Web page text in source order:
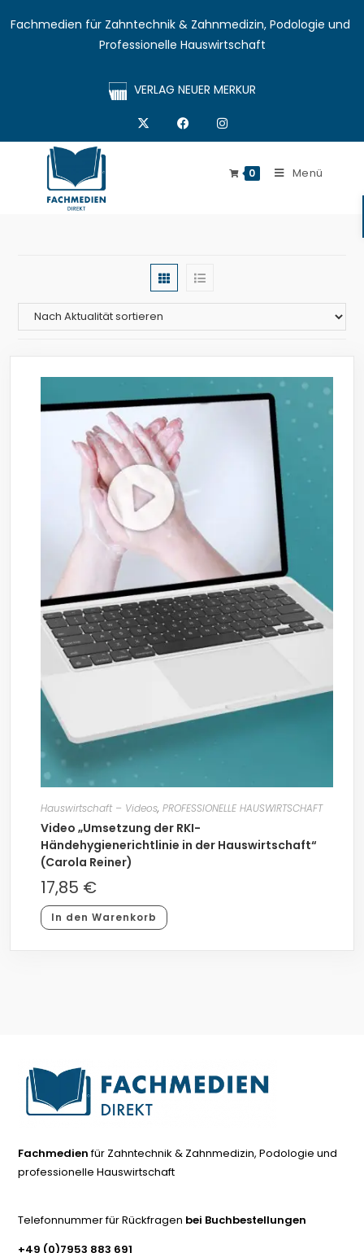
Fachmedien für Zahntechnik & Zahnmedizin, Podologie und
Professionelle Hauswirtschaft
VERLAG NEUER MERKUR
0 Menü
Hauswirtschaft – Videos, PROFESSIONELLE HAUSWIRTSCHAFT
Video „Umsetzung der RKI-
Händehygienerichtlinie in der Hauswirtschaft“
(Carola Reiner)
17,85 €
In den Warenkorb
Fachmedienfür Zahntechnik & Zahnmedizin, Podologie und
professionelle Hauswirtschaft
Telefonnummer für Rückfragen bei Buchbestellungen
+49 (0)7953 883 691